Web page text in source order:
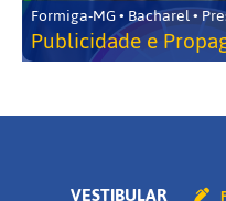
Formiga-MG • Bacharel •
Publicidade e